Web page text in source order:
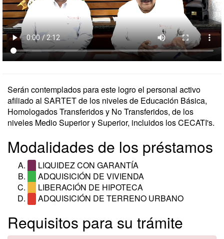
Serán contemplados para este logro el personal activo
afiliado al SARTET de los niveles de Educación Básica,
Homologados Transferidos y No Transferidos, de los
niveles Medio Superior y Superior, incluidos los CECATI's.
Modalidades de los préstamos
LIQUIDEZ CON GARANTÍA
ADQUISICIÓN DE VIVIENDA
LIBERACIÓN DE HIPOTECA
ADQUISICIÓN DE TERRENO URBANO
Requisitos para su trámite